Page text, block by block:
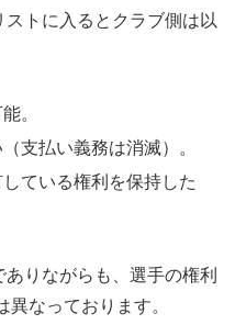
トに入るとクラブ側は以
。
支払い義務は消滅）。
ている権利を保持した
りながらも、選手の権利
なっております。